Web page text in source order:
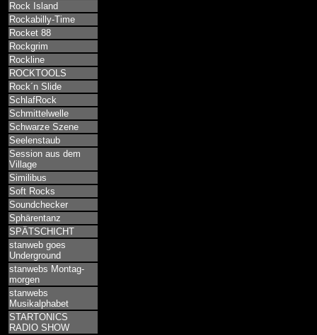
Rock Island
Rockabilly-Time
Rocket 88
Rockgrim
Rockline
ROCKTOOLS
Rock´n Slide
SchlafRock
Schmittelwelle
Schwarze Szene
Seelenstaub
Session aus dem
Village
Similibus
Soft Rocks
Soundchecker
Sphärentanz
SPÄTSCHICHT
stanweb goes
Underground
stanwebs Montag-
morgen
stanwebs
Musikalphabet
STARTONICS
RADIO SHOW